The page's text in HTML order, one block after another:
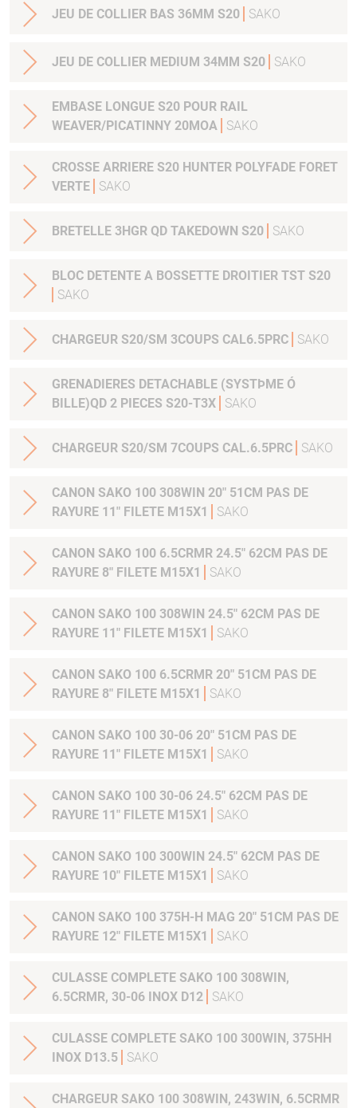
JEU DE COLLIER BAS 36MM S20 SAKO
JEU DE COLLIER MEDIUM 34MM S20 SAKO
EMBASE LONGUE S20 POUR RAIL
WEAVER/PICATINNY 20MOA
SAKO
CROSSE ARRIERE S20 HUNTER POLYFADE FORET
VERTE
SAKO
BRETELLE 3HGR QD TAKEDOWN S20 SAKO
BLOC DETENTE A BOSSETTE DROITIER TST S20
SAKO
CHARGEUR S20/SM 3COUPS CAL6.5PRC SAKO
GRENADIERES DETACHABLE (SYSTÞME Ó
BILLE)QD 2 PIECES S20-T3X
SAKO
CHARGEUR S20/SM 7COUPS CAL.6.5PRC SAKO
CANON SAKO 100 308WIN 20" 51CM PAS DE
RAYURE 11" FILETE M15X1
SAKO
CANON SAKO 100 6.5CRMR 24.5" 62CM PAS DE
RAYURE 8" FILETE M15X1
SAKO
CANON SAKO 100 308WIN 24.5" 62CM PAS DE
RAYURE 11" FILETE M15X1
SAKO
CANON SAKO 100 6.5CRMR 20" 51CM PAS DE
RAYURE 8" FILETE M15X1
SAKO
CANON SAKO 100 30-06 20" 51CM PAS DE
RAYURE 11" FILETE M15X1
SAKO
CANON SAKO 100 30-06 24.5" 62CM PAS DE
RAYURE 11" FILETE M15X1
SAKO
CANON SAKO 100 300WIN 24.5" 62CM PAS DE
RAYURE 10" FILETE M15X1
SAKO
CANON SAKO 100 375H-H MAG 20" 51CM PAS DE
RAYURE 12" FILETE M15X1
SAKO
CULASSE COMPLETE SAKO 100 308WIN,
6.5CRMR, 30-06 INOX D12
SAKO
CULASSE COMPLETE SAKO 100 300WIN, 375HH
INOX D13.5
SAKO
CHARGEUR SAKO 100 308WIN, 243WIN, 6.5CRMR